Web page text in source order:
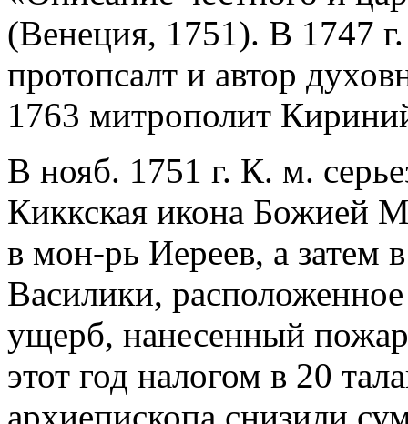
(Венеция, 1751). В 1747
протопсалт и автор
1763 митрополит
В нояб. 1751 г. К. м.
Киккская икона Божией
в мон-рь Иереев, а затем
Василики,
ущерб, нанесенный
этот год налогом в 20